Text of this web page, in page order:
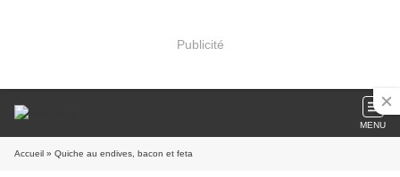
Publicité
MENU
Accueil » Quiche au endives, bacon et feta